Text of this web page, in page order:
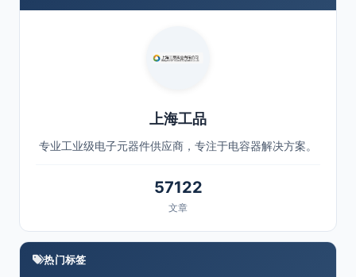
上海工品
专业工业级电子元器件供应商，专注于电容器解决方案。
57122
文章
热门标签